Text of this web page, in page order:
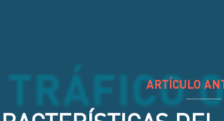
ARTÍCULO